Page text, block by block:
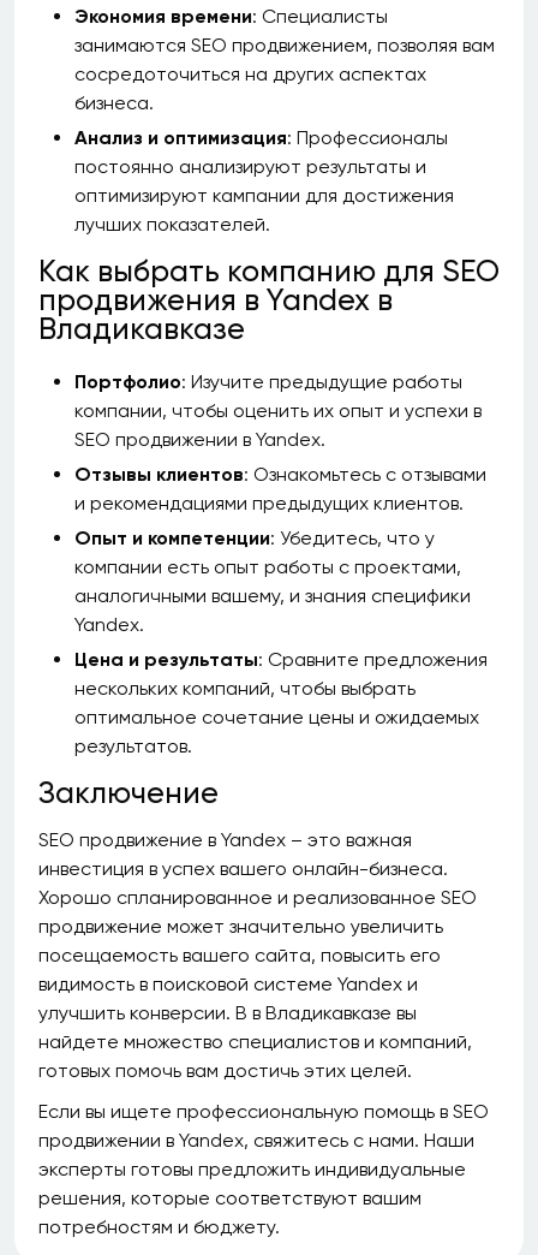
Экономия времени: Специалисты
занимаются SEO продвижением, позволяя вам
сосредоточиться на других аспектах
бизнеса.
Анализ и оптимизация: Профессионалы
постоянно анализируют результаты и
оптимизируют кампании для достижения
лучших показателей.
Как выбрать компанию для SEO
продвижения в Yandex в
Владикавказе
Портфолио: Изучите предыдущие работы
компании, чтобы оценить их опыт и успехи в
SEO продвижении в Yandex.
Отзывы клиентов: Ознакомьтесь с отзывами
и рекомендациями предыдущих клиентов.
Опыт и компетенции: Убедитесь, что у
компании есть опыт работы с проектами,
аналогичными вашему, и знания специфики
Yandex.
Цена и результаты: Сравните предложения
нескольких компаний, чтобы выбрать
оптимальное сочетание цены и ожидаемых
результатов.
Заключение
SEO продвижение в Yandex – это важная
инвестиция в успех вашего онлайн-бизнеса.
Хорошо спланированное и реализованное SEO
продвижение может значительно увеличить
посещаемость вашего сайта, повысить его
видимость в поисковой системе Yandex и
улучшить конверсии. В в Владикавказе вы
найдете множество специалистов и компаний,
готовых помочь вам достичь этих целей.
Если вы ищете профессиональную помощь в SEO
продвижении в Yandex, свяжитесь с нами. Наши
эксперты готовы предложить индивидуальные
решения, которые соответствуют вашим
потребностям и бюджету.